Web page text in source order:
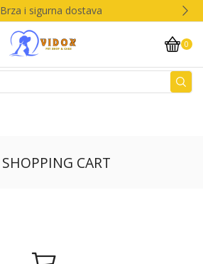
Brza i sigurna dostava
0
SHOPPING CART